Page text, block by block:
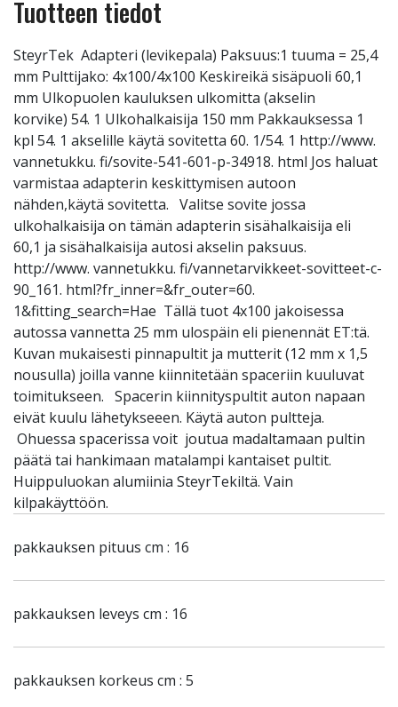
Tuotteen tiedot
SteyrTek Adapteri (levikepala) Paksuus:1 tuuma = 25,4
mm Pulttijako: 4x100/4x100 Keskireikä sisäpuoli 60,1
mm Ulkopuolen kauluksen ulkomitta (akselin
korvike) 54. 1 Ulkohalkaisija 150 mm Pakkauksessa 1
kpl 54. 1 akselille käytä sovitetta 60. 1/54. 1 http://www.
vannetukku. fi/sovite-541-601-p-34918. html Jos haluat
varmistaa adapterin keskittymisen autoon
nähden,käytä sovitetta. Valitse sovite jossa
ulkohalkaisija on tämän adapterin sisähalkaisija eli
60,1 ja sisähalkaisija autosi akselin paksuus.
http://www. vannetukku. fi/vannetarvikkeet-sovitteet-c-
90_161. html?fr_inner=&fr_outer=60.
1&fitting_search=Hae Tällä tuot 4x100 jakoisessa
autossa vannetta 25 mm ulospäin eli pienennät ET:tä.
Kuvan mukaisesti pinnapultit ja mutterit (12 mm x 1,5
nousulla) joilla vanne kiinnitetään spaceriin kuuluvat
toimitukseen. Spacerin kiinnityspultit auton napaan
eivät kuulu lähetykseeen. Käytä auton pultteja.
Ohuessa spacerissa voit joutua madaltamaan pultin
päätä tai hankimaan matalampi kantaiset pultit.
Huippuluokan alumiinia SteyrTekiltä. Vain
kilpakäyttöön.
pakkauksen pituus cm : 16
pakkauksen leveys cm : 16
pakkauksen korkeus cm : 5